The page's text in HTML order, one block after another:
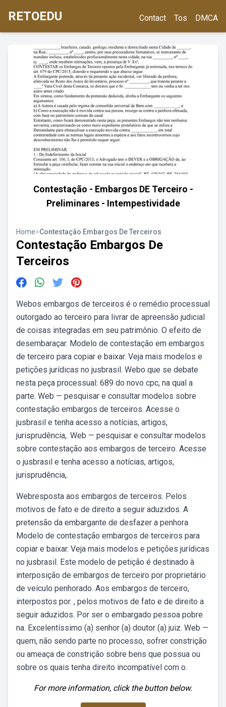
RETOEDU Contact Tos DMCA
Contestação - Embargos DE Terceiro -
Preliminares - Intempestividade
Home>Contestação Embargos De Terceiros
Contestação Embargos De
Terceiros
Webos embargos de terceiros é o remédio processual
outorgado ao terceiro para livrar de apreensão judicial
de coisas integradas em seu patrimônio. O efeito de
desembaraçar. Modelo de contestação em embargos
de terceiro para copiar e baixar. Veja mais modelos e
petições jurídicas no jusbrasil. Webo que se debate
nesta peça processual: 689 do novo cpc, na qual a
parte. Web — pesquisar e consultar modelos sobre
contestação embargos de terceiros. Acesse o
jusbrasil e tenha acesso a notícias, artigos,
jurisprudência,. Web — pesquisar e consultar modelos
sobre contestação aos embargos de terceiro. Acesse
o jusbrasil e tenha acesso a notícias, artigos,
jurisprudência,.
Webresposta aos embargos de terceiros. Pelos
motivos de fato e de direito a seguir aduzidos. A
pretensão da embargante de desfazer a penhora.
Modelo de contestação embargos de terceiros para
copiar e baixar. Veja mais modelos e petições jurídicas
no jusbrasil. Este modelo de petição é destinado à
interposição de embargos de terceiro por proprietário
de veículo penhorado. Aos embargos de terceiro,
interpostos por. , pelos motivos de fato e de direito a
seguir aduzidos. Por ser o embargado pessoa pobre
na. Excelentíssimo (a) senhor (a) doutor (a) juiz. Web —
quem, não sendo parte no processo, sofrer constrição
ou ameaça de constrição sobre bens que possua ou
sobre os quais tenha direito incompatível com o.
For more information, click the button below.